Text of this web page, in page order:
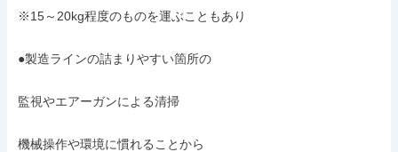
※15～20kg程度のものを運ぶこともあり
●製造ラインの詰まりやすい箇所の
監視やエアーガンによる清掃
機械操作や環境に慣れることから